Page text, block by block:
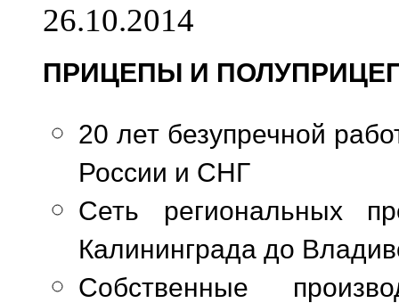
26.10.2014
ПРИЦЕПЫ И ПОЛУПРИЦЕПЫ
20 лет безупречной
России и СНГ
Сеть региональных
Калининграда до
Собственные